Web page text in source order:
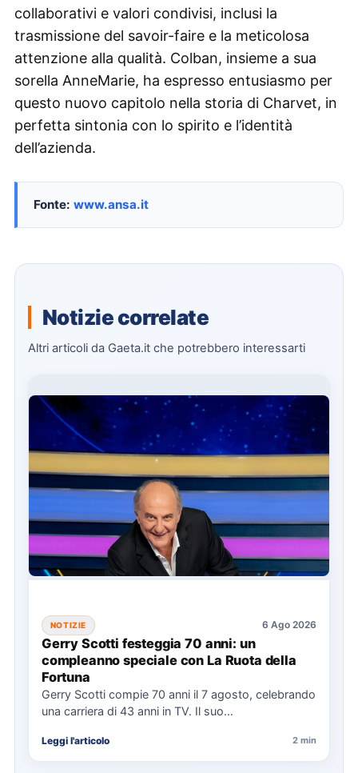
collaborativi e valori condivisi, inclusi la
trasmissione del savoir-faire e la meticolosa
attenzione alla qualità. Colban, insieme a sua
sorella AnneMarie, ha espresso entusiasmo per
questo nuovo capitolo nella storia di Charvet, in
perfetta sintonia con lo spirito e l’identità
dell’azienda.
Fonte: www.ansa.it
Notizie correlate
Altri articoli da Gaeta.it che potrebbero interessarti
NOTIZIE 6 Ago 2026
Gerry Scotti festeggia 70 anni: un
compleanno speciale con La Ruota della
Fortuna
Gerry Scotti compie 70 anni il 7 agosto, celebrando
una carriera di 43 anni in TV. Il suo…
Leggi l'articolo 2 min